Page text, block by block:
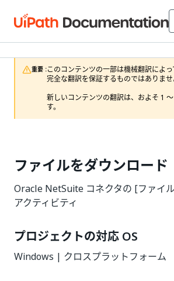
重要 :このコンテンツの一部は機械翻訳によっ
完全な翻訳を保証するものではありませ
新しいコンテンツの翻訳は、およそ 1
す。
ファイルをダウンロード
Oracle NetSuite コネクタの [ファイ
アクティビティ
プロジェクトの対応 OS
Windows | クロスプラットフォーム